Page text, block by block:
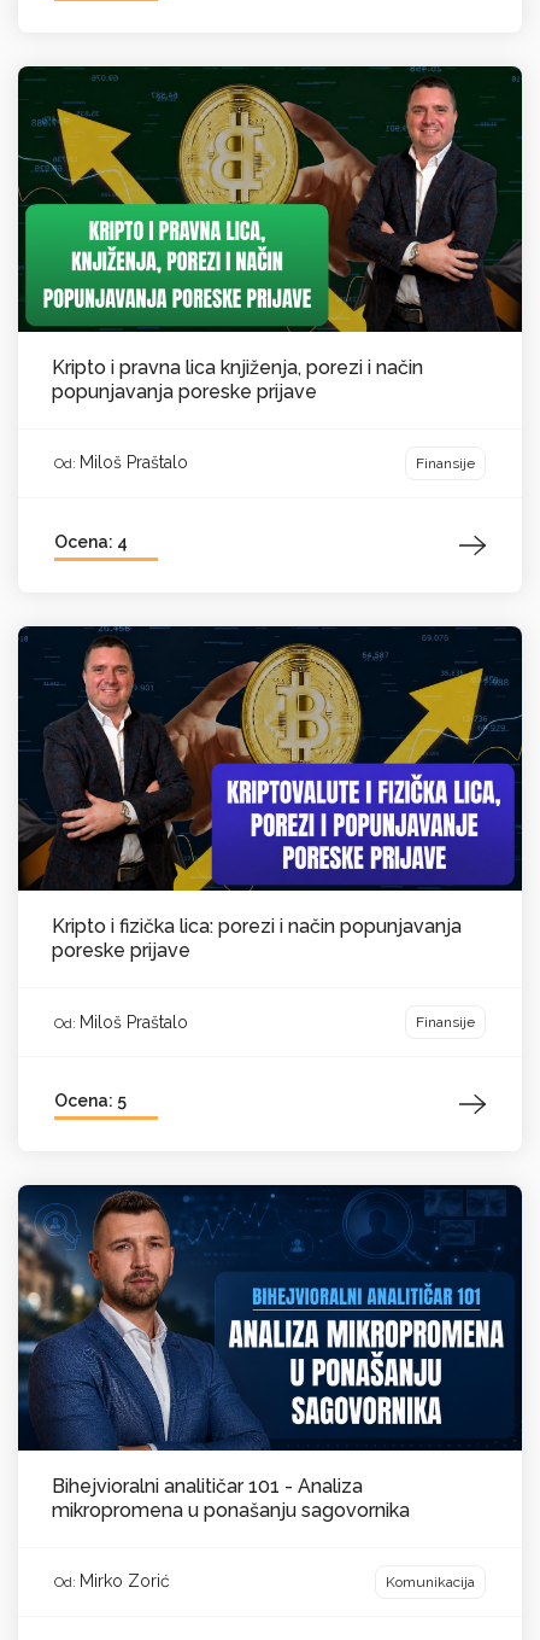
Kripto i pravna lica knjiženja, porezi i način
popunjavanja poreske prijave
Od: Miloš Praštalo Finansije
Ocena: 4
Kripto i fizička lica: porezi i način popunjavanja
poreske prijave
Od: Miloš Praštalo Finansije
Ocena: 5
Bihejvioralni analitičar 101 - Analiza
mikropromena u ponašanju sagovornika
Od: Mirko Zorić Komunikacija